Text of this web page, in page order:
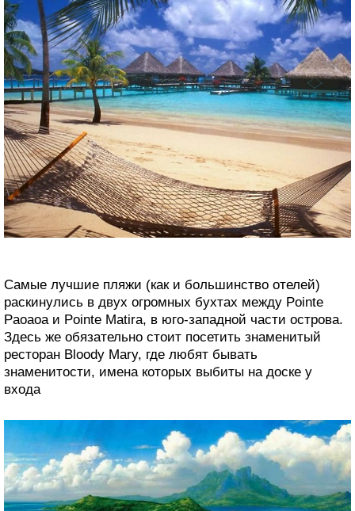
Самые лучшие пляжи (как и большинство отелей)
раскинулись в двух огромных бухтах между Pointe
Paoaoa и Pointe Matira, в юго-западной части острова.
Здесь же обязательно стоит посетить знаменитый
ресторан Bloody Mary, где любят бывать
знаменитости, имена которых выбиты на доске у
входа